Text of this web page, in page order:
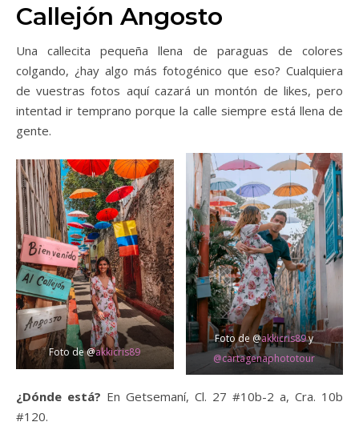
Callejón Angosto
Una callecita pequeña llena de paraguas de colores
colgando, ¿hay algo más fotogénico que eso? Cualquiera
de vuestras fotos aquí cazará un montón de likes, pero
intentad ir temprano porque la calle siempre está llena de
gente.
Foto de @akkicris89
Foto de @akkicris89y
@cartagenaphototour
¿Dónde está? En Getsemaní, Cl. 27 #10b-2 a, Cra. 10b
#120.